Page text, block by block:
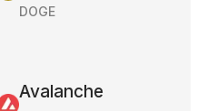
DOGE
Avalanche